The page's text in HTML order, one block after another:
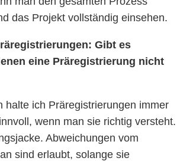
das Projekt vollständig einsehen.
Gibt es
eine Präregistrierung nicht
halte ich Präregistrierungen immer
wenn man sie richtig versteht.
Abweichungen vom
sind erlaubt, solange sie